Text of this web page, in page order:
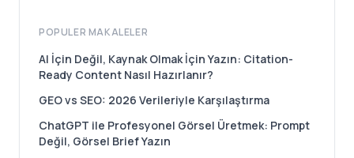
POPULER MAKALELER
AI İçin Değil, Kaynak Olmak İçin Yazın: Citation-
Ready Content Nasıl Hazırlanır?
GEO vs SEO: 2026 Verileriyle Karşılaştırma
ChatGPT ile Profesyonel Görsel Üretmek: Prompt
Değil, Görsel Brief Yazın